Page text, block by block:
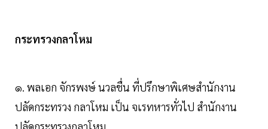
กระทรวงกลาโหม
๑. พลเอก จักรพงษ์ นวลชื่น ที่ปรึกษาพิเศษสํานักงาน
ปลัดกระทรวง กลาโหม เป็น จเรทหารทั่วไป สํานักงาน